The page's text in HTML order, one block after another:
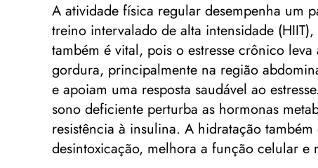
A atividade física regular desempenha um
treino intervalado de alta intensidade
também é vital, pois o estresse crônico
gordura, principalmente na região
e apoiam uma resposta saudável ao
sono deficiente perturba as hormonas
resistência à insulina. A hidratação
desintoxicação, melhora a função celular